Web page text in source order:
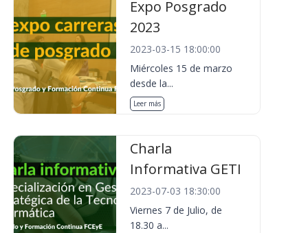
Expo Posgrado
2023
2023-03-15 18:00:00
Miércoles 15 de marzo
desde la...
Leer más
Charla
Informativa GETI
2023-07-03 18:30:00
Viernes 7 de Julio, de
18.30 a...